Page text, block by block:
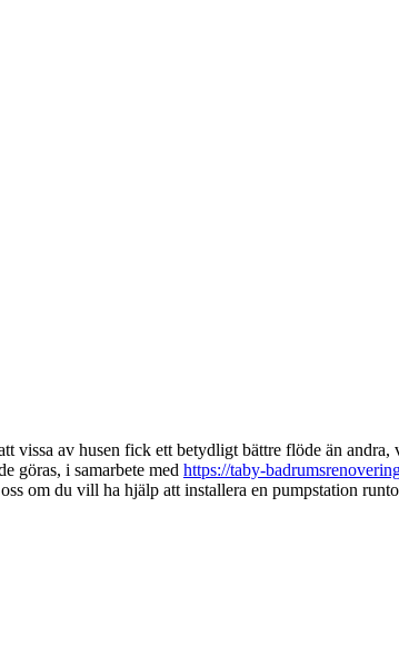
vissa av husen fick ett betydligt bättre flöde än
göras, i samarbete med https://taby-
om du vill ha hjälp att installera en pumpstation